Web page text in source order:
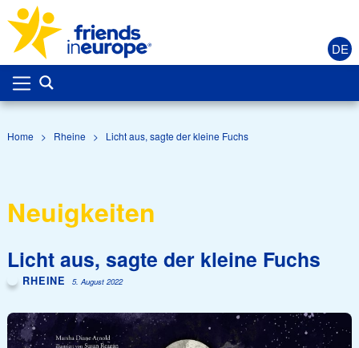
DE
Home > Rheine > Licht aus, sagte der kleine Fuchs
Neuigkeiten
Licht aus, sagte der kleine Fuchs
RHEINE 5. August 2022